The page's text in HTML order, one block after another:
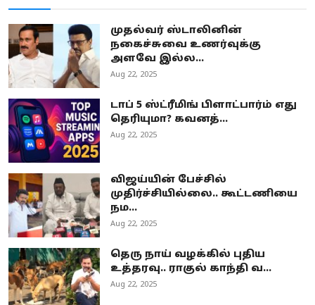
முதல்வர் ஸ்டாலினின்
நகைச்சுவை உணர்வுக்கு
அளவே இல்ல...
Aug 22, 2025
டாப் 5 ஸ்ட்ரீமிங் பிளாட்பார்ம் எது
தெரியுமா? கவனத்...
Aug 22, 2025
விஜய்யின் பேச்சில்
முதிர்ச்சியில்லை.. கூட்டணியை
நம...
Aug 22, 2025
தெரு நாய் வழக்கில் புதிய
உத்தரவு.. ராகுல் காந்தி வ...
Aug 22, 2025